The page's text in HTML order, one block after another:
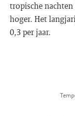
tropische
hoger. Het
0,3 per jaar.